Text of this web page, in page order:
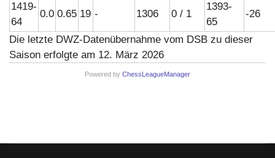
1419-
64
0.0 0.65 19 - 1306 0 / 1
1393-
65
-26
Die letzte DWZ-Datenübernahme vom DSB zu dieser
Saison erfolgte am 12. März 2026
Powered by ChessLeagueManager